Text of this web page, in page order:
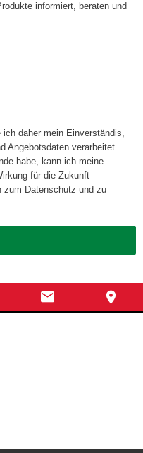
informiert, beraten und
daher mein Einverständis,
Angebotsdaten verarbeitet
für die Zukunft